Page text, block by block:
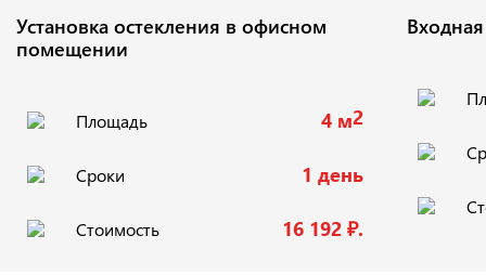
Установка остекления в офисном
помещении
Площадь 4 м2
Сроки 1 день
Стоимость 16 192 ₽.